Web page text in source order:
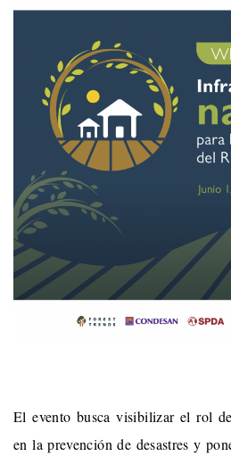
El evento busca visibilizar el rol
en la prevención de desastres y